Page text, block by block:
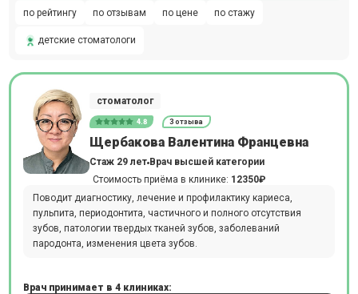
по рейтингу по отзывам по цене по стажу
детские стоматологи
стоматолог
4.8 3 отзыва
Щербакова Валентина Францевна
Стаж 29 лет Врач высшей категории
Стоимость приёма в клинике: 12350₽
Поводит диагностику, лечение и профилактику кариеса,
пульпита, периодонтита, частичного и полного отсутствия
зубов, патологии твердых тканей зубов, заболеваний
пародонта, изменения цвета зубов.
Врач принимает в 4 клиниках: